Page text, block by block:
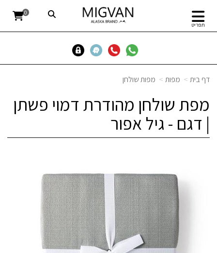
תפריט
0
דף בית מפות מפות שולחן
מפת שולחן מהודרת דמוי פשתן
| דגם - גיל אפור